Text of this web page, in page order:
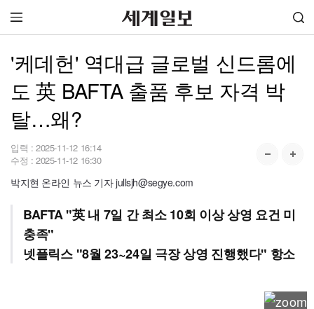
'케데헌' 역대급 글로벌 신드롬에
도 英 BAFTA 출품 후보 자격 박
탈…왜?
입력 : 2025-11-12 16:14
수정 : 2025-11-12 16:30
박지현 온라인 뉴스 기자 jullsjh@segye.com
BAFTA "英 내 7일 간 최소 10회 이상 상영 요건 미
충족"
넷플릭스 "8월 23~24일 극장 상영 진행했다" 항소